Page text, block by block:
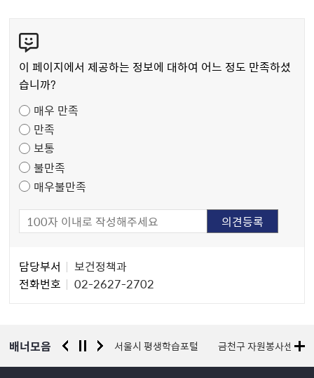
텐
츠
만
도
조
사
이 페이지에서 제공하는 정보에 대하여 어느 정도 만족하셨
습니까?
매우 만족
만족
보통
불만족
매우불만족
자
담당부서
보건정책과
전화번호
02-2627-2702
배너모음
경찰청 유실물 통합포털 서울시 평생학습포털 금천구 자원봉사센터